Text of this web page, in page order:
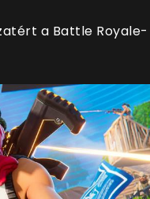
a Battle Royale-